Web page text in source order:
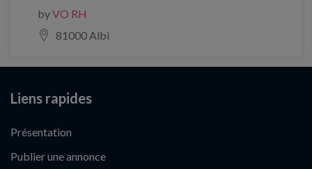
byVO RH
81000 Albi
Liens rapides
Présentation
Publier une annonce